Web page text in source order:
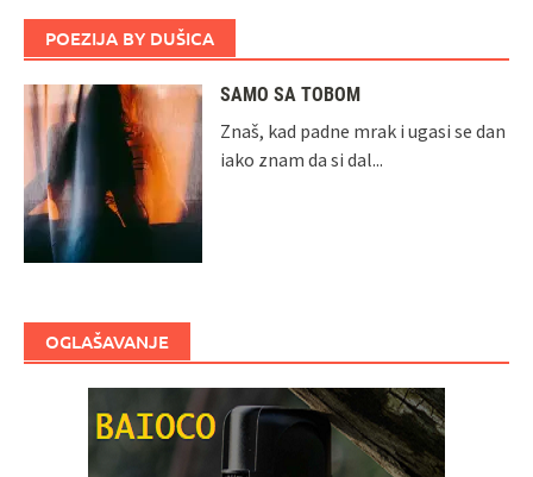
POEZIJA BY DUŠICA
SAMO SA TOBOM
Znaš, kad padne mrak i ugasi se dan
iako znam da si dal...
OGLAŠAVANJE